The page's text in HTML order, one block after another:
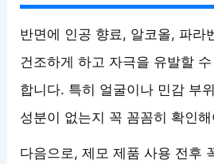
반면에 인공 향료, 알코올, 파라
건조하게 하고 자극을 유발할
합니다. 특히 얼굴이나 민감 부
성분이 없는지 꼭 꼼꼼히 확인
다음으로, 제모 제품 사용 전후